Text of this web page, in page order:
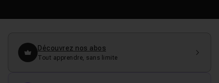
Découvrez nos abos
Tout apprendre, sans limite